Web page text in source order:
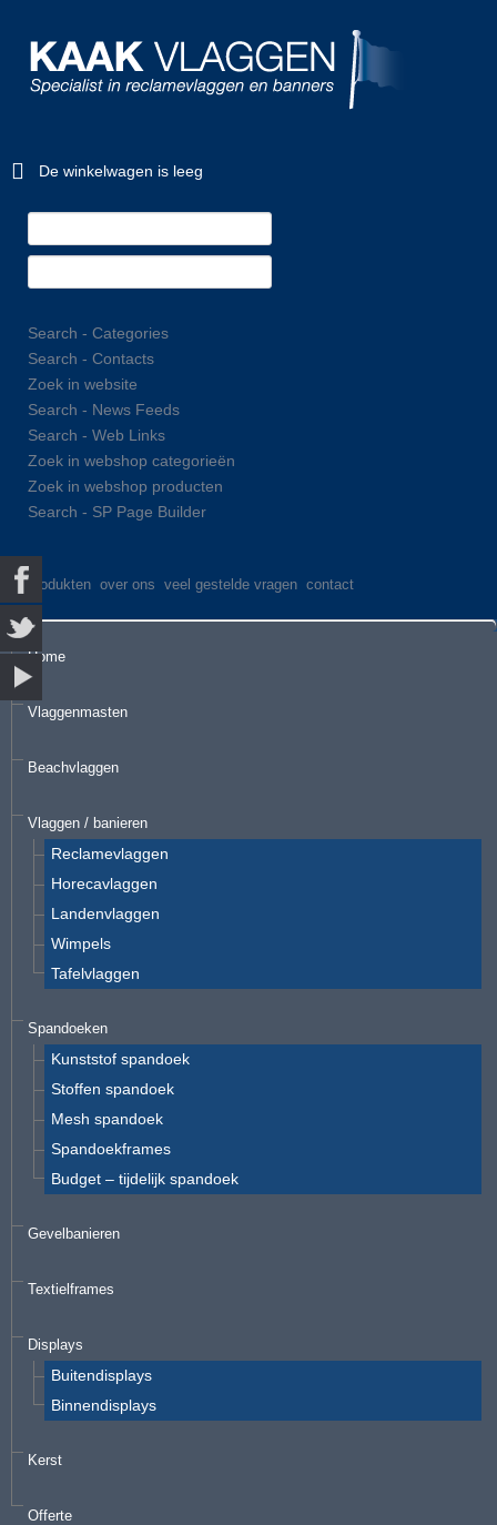
De winkelwagen is leeg
Search - Categories
Search - Contacts
Zoek in website
Search - News Feeds
Search - Web Links
Zoek in webshop categorieën
Zoek in webshop producten
Search - SP Page Builder
produkten over ons veel gestelde vragen contact
Home
Vlaggenmasten
Beachvlaggen
Vlaggen / banieren
Reclamevlaggen
Horecavlaggen
Landenvlaggen
Wimpels
Tafelvlaggen
Spandoeken
Kunststof spandoek
Stoffen spandoek
Mesh spandoek
Spandoekframes
Budget – tijdelijk spandoek
Gevelbanieren
Textielframes
Displays
Buitendisplays
Binnendisplays
Kerst
Offerte